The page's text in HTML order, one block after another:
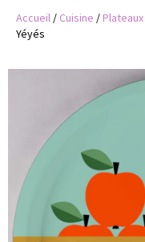
Accueil / Cuisine /Plateaux
Yéyés